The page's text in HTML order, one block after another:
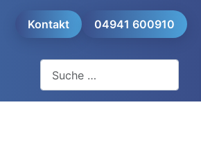
Kontakt 04941 600910